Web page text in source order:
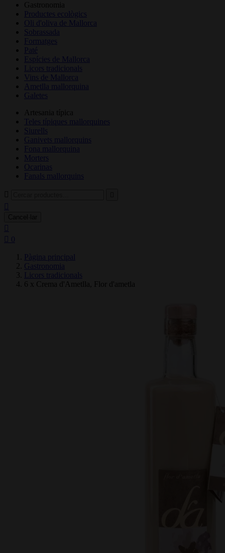
Gastronomia
Productes ecològics
Oli d'oliva de Mallorca
Sobrassada
Formatges
Paté
Espícies de Mallorca
Licors tradicionals
Vins de Mallorca
Ametlla mallorquina
Galetes
Artesania típica
Teles típiques mallorquines
Siurells
Ganivets mallorquins
Fona mallorquina
Morters
Ocarinas
Fanals mallorquins
0
Pàgina principal
Gastronomia
Licors tradicionals
6 x Crema d'Ametlla, Flor d'ametla